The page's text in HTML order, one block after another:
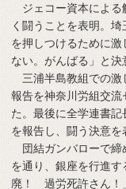
ジェコー資本による
く闘うことを表明。
を押しつけるために
ない。がんばる」と決
三浦半島教組での激
報告を神奈川労組交流
た。最後に全学連書
を報告し、闘う決意を
団結ガンバローで締
を通り、銀座を行進
廃！ 過労死許さん！